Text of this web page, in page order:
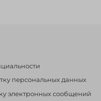
персональных данных
электронных сообщений